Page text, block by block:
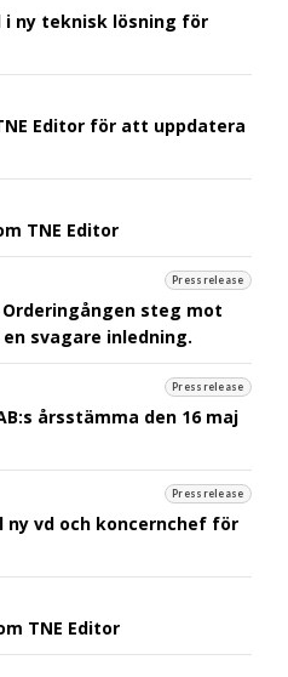
ny teknisk lösning för
Editor för att uppdatera
TNE Editor
Pressrelease
Orderingången steg mot
svagare inledning.
Pressrelease
årsstämma den 16 maj
Pressrelease
ny vd och koncernchef för
TNE Editor